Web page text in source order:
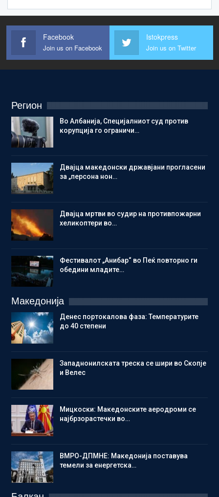
Facebook
Join us on Facebook
Istokpress
Join us on Twitter
Регион
Во Албанија, Специјалниот суд против
корупција го ограничи…
Двајца македонски државјани прогласени
за „персона нон…
Двајца мртви во судир на противпожарни
хеликоптери во…
Фестивалот „Анибар“ во Пеќ повторно ги
обедини младите…
Македонија
Денес портокалова фаза: Температурите
до 40 степени
Западнонилската треска се шири во Скопје
и Велес
Мицкоски: Македонските аеродроми се
најбрзорастечки во…
ВМРО-ДПМНЕ: Македонија поставува
темели за енергетска…